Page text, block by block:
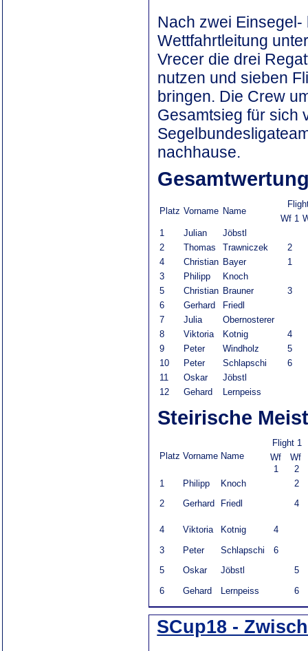
Nach zwei
Wettfahrtleitung
Vrecer die drei
nutzen und sieben
bringen. Die Crew
Gesamtsieg für sich
nachhause.
Platz Vorname Name
Wf 1
1
Julian
Jöbstl
2
Thomas Trawniczek
2
4
Christian Bayer
1
3
Philipp
Knoch
5
Christian Brauner
3
6
Gerhard
Friedl
7
Julia
Obernosterer
8
Viktoria Kotnig
4
9
Peter Windholz
5
10
Peter Schlapschi
6
11
Oskar
Jöbstl
12
Gehard Lernpeiss
Steirische
Platz Vorname Name
Flight 1
Wf
1
Wf
2
1
Philipp Knoch
2
2
Gerhard Friedl 4
4 Viktoria Kotnig
4
3
Peter Schlapschi
6
5
Oskar Jöbstl
5
6
Gehard Lernpeiss 6
SCup18 -